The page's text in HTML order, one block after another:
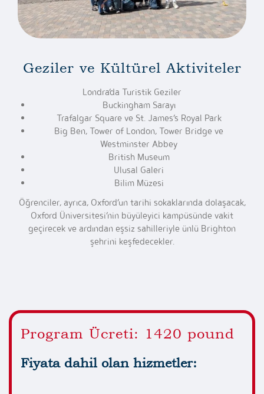
Geziler ve Kültürel Aktiviteler
Londra’da Turistik Geziler
Buckingham Sarayı
Trafalgar Square ve St. James’s Royal Park
Big Ben, Tower of London, Tower Bridge ve
Westminster Abbey
British Museum
Ulusal Galeri
Bilim Müzesi
Öğrenciler, ayrıca, Oxford’un tarihi sokaklarında dolaşacak,
Oxford Üniversitesi’nin büyüleyici kampüsünde vakit
geçirecek ve ardından eşsiz sahilleriyle ünlü Brighton
şehrini keşfedecekler.
Program Ücreti: 1420 pound
Fiyata dahil olan hizmetler: